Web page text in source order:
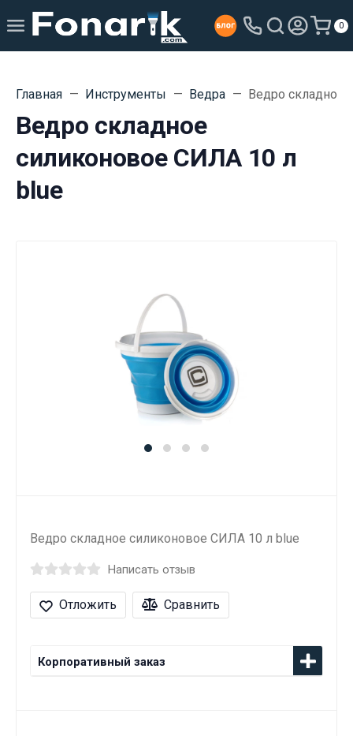
0
Главная Инструменты Ведра Ведро складное
Ведро складное
силиконовое СИЛА 10 л
blue
Ведро складное силиконовое СИЛА 10 л blue
Написать отзыв
Отложить Сравнить
Корпоративный заказ